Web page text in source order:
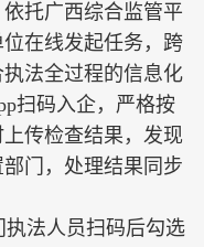
托广西综合监管平
在线发起任务，跨
法全过程的信息化
扫码入企，严格按
传检查结果，发现
门，处理结果同步
法人员扫码后勾选